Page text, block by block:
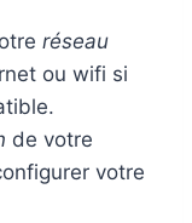
réseau
ou wifi si
de votre
votre